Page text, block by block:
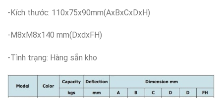
-Kích thước: 110x75x90mm(AxBxCxDxH)
-M8xM8x1 40 mm(DxdxFH)
-Tình trạng: Hàng sẵn kho